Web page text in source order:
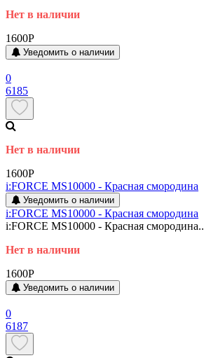
Нет в наличии
1600P
Уведомить о наличии
0
6185
Нет в наличии
1600P
i:FORCE MS10000 - Красная смородина
Уведомить о наличии
i:FORCE MS10000 - Красная смородина
i:FORCE MS10000 - Красная смородина..
Нет в наличии
1600P
Уведомить о наличии
0
6187